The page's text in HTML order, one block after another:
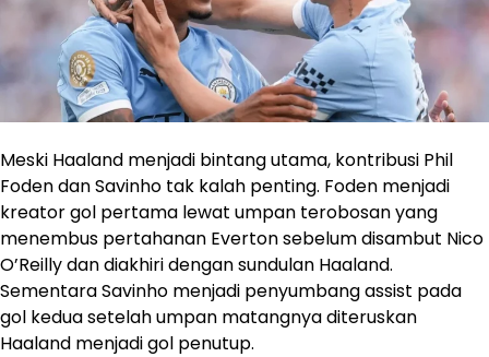
Meski Haaland menjadi bintang utama, kontribusi Phil
Foden dan Savinho tak kalah penting. Foden menjadi
kreator gol pertama lewat umpan terobosan yang
menembus pertahanan Everton sebelum disambut Nico
O’Reilly dan diakhiri dengan sundulan Haaland.
Sementara Savinho menjadi penyumbang assist pada
gol kedua setelah umpan matangnya diteruskan
Haaland menjadi gol penutup.